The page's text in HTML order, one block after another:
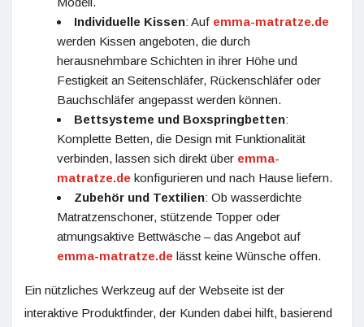
Individuelle Kissen: Auf emma-matratze.de
werden Kissen angeboten, die durch
herausnehmbare Schichten in ihrer Höhe und
Festigkeit an Seitenschläfer, Rückenschläfer oder
Bauchschläfer angepasst werden können.
Bettsysteme und Boxspringbetten:
Komplette Betten, die Design mit Funktionalität
verbinden, lassen sich direkt über emma-
matratze.de konfigurieren und nach Hause liefern.
Zubehör und Textilien: Ob wasserdichte
Matratzenschoner, stützende Topper oder
atmungsaktive Bettwäsche – das Angebot auf
emma-matratze.de lässt keine Wünsche offen.
Ein nützliches Werkzeug auf der Webseite ist der
interaktive Produktfinder, der Kunden dabei hilft, basierend